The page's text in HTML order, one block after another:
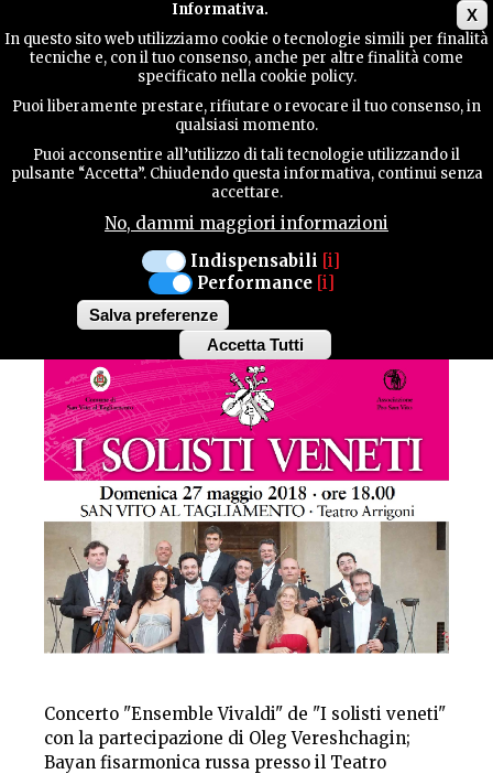
X
Informativa.
In questo sito web utilizziamo cookie o tecnologie simili per finalità
tecniche e, con il tuo consenso, anche per altre finalità come
specificato nella cookie policy.
Puoi liberamente prestare, rifiutare o revocare il tuo consenso, in
qualsiasi momento.
Puoi acconsentire all’utilizzo di tali tecnologie utilizzando il
pulsante “Accetta”. Chiudendo questa informativa, continui senza
accettare.
No, dammi maggiori informazioni
Indispensabili [i]
Performance [i]
Salva preferenze
Accetta Tutti
Withdraw
consent
TERRITORY
CONTACTS
SAN VITO AL TAGLIAMENTO
DOMENICA 27 MAGGIO 2018
ENSEMBLE VIVALDI DE
"I SOLISTI VENETI"
Concerto "Ensemble Vivaldi" de "I solisti veneti"
con la partecipazione di Oleg Vereshchagin;
Bayan fisarmonica russa presso il Teatro